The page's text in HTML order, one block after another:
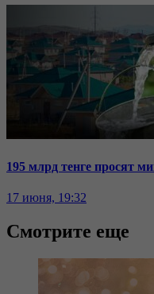
195 млрд тенге просят
17 июня, 19:32
Смотрите еще